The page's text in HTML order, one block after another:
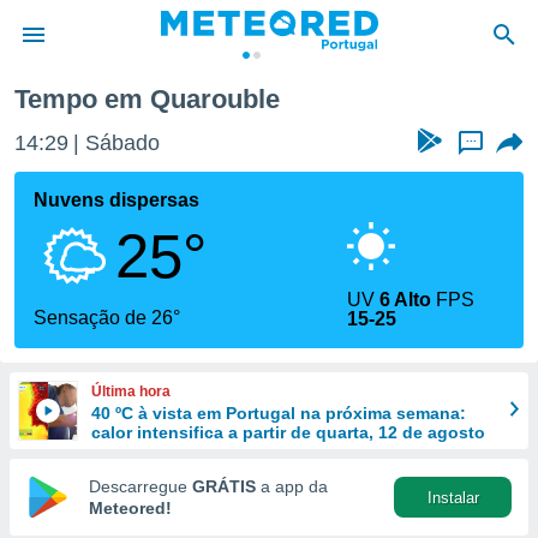
da
foi
fornecidas
a este
das
e
forma
digital
Tempo em Quarouble
14:29 Sábado ...
Nuvens dispersas
25°
Sensação de 26°
UV6 Alto FPS
15-25
Última hora
40 ºC à vista em Portugal na próxima semana:
calor intensifica a partir de quarta, 12 de agosto
Descarregue GRÁTIS a app da
Meteored!
Instalar